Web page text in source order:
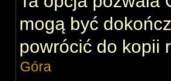
mogą być
powrócić do kopii
Góra